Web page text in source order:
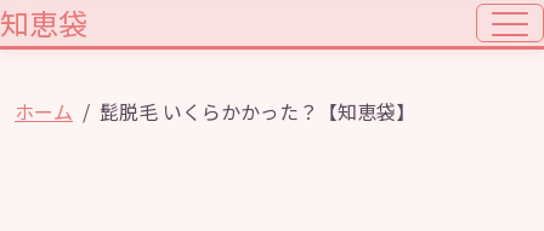
知恵袋
ホーム 髭脱毛 いくらかかった？【知恵袋】